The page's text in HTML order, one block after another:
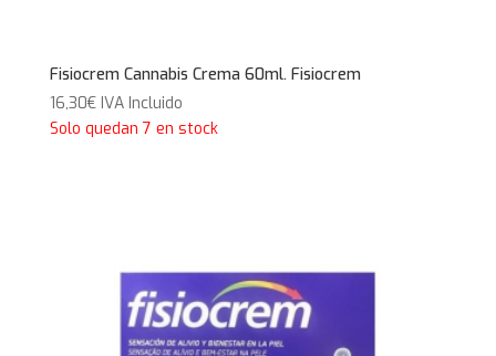
Fisiocrem Cannabis Crema 60ml. Fisiocrem
16,30€ IVA Incluido
Solo quedan 7 en stock